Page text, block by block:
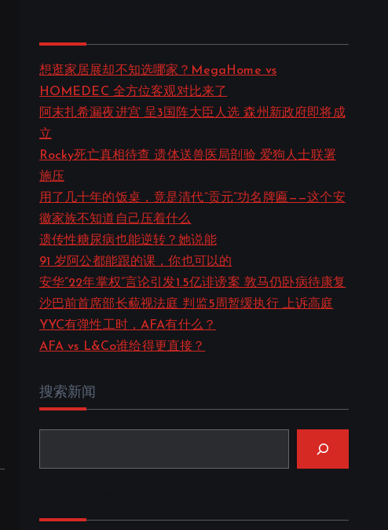
r
c
h
想逛家居展却不知选哪家？MegaHome vs
HOMEDEC 全方位客观对比来了
阿末扎希漏夜进宫 呈3国阵大臣人选 森州新政府即将成
立
Rocky死亡真相待查 遗体送兽医局剖验 爱狗人士联署
施压
用了几十年的饭桌，竟是清代”贡元”功名牌匾——这个安
徽家族不知道自己压着什么
遗传性糖尿病也能逆转？她说能
91 岁阿公都能跟的课，你也可以的
安华”22年掌权”言论引发1.5亿诽谤案 敦马仍卧病待康复
沙巴前首席部长藐视法庭 判监5周暂缓执行 上诉高庭
YYC有弹性工时，AFA有什么？
AFA vs L&Co谁给得更直接？
搜索新闻